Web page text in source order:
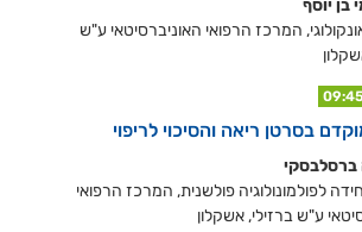
בן יוסף
המרכז הרפואי האוניברסיטאי ע"ש
בסרטן ריאה והסיכוי לריפוי
ברסלבסקי
לפולמונולוגיה פולשנית, המרכז הרפואי
ע"ש ברזילי, אשקלון